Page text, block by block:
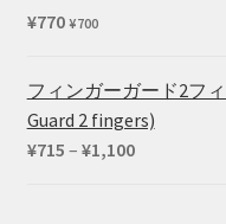
5段階中
¥770 ¥700
フィンガーガード2フ
Guard 2 fingers)
¥715 – ¥1,100価